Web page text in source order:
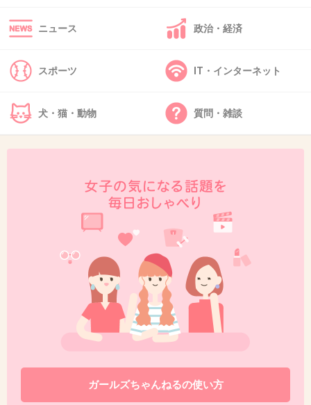
43. 匿名 2012/11/23(金) 17:18:19
+2
2012/11/23(金) 17:18:36
2012/11/23(金) 17:24:02
おでんに熱燗ですね。これは外せない。あと塩ちゃんこも
ニュース 政治・経済
スポーツ IT・インターネット
犬・猫・動物 質問・雑談
ガールズちゃんねるの使い方